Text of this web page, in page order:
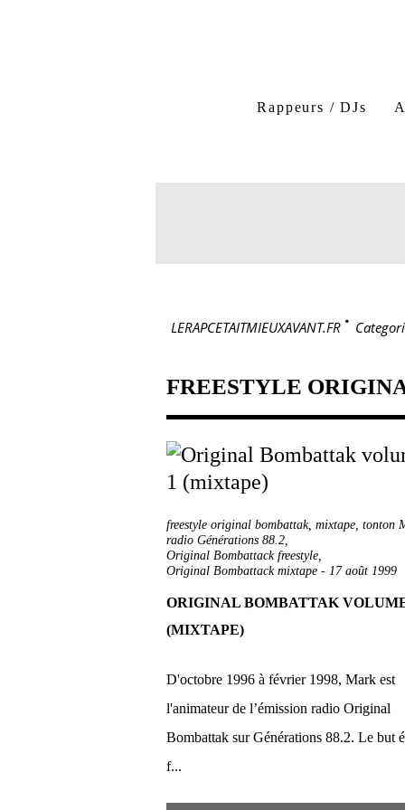
Rappeurs / DJs
LERAPCETAITMIEUXAVANT.FR >
FREESTYLE
freestyle original bombattak, mixtape, tonton
radio Générations 88.2,
Original Bombattack freestyle,
Original Bombattack mixtape - 17 août 1999
ORIGINAL BOMBATTAK
(MIXTAPE)
D'octobre 1996 à février 1998, Mark est
l'animateur de l’émission radio Original
Bombattak sur Générations 88.2. Le but
f...